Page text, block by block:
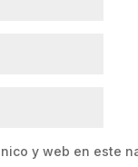
y web en este